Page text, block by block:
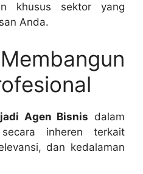
khusus sektor yang
Anda.
Agen Bisnis dalam
inheren terkait
dan kedalaman